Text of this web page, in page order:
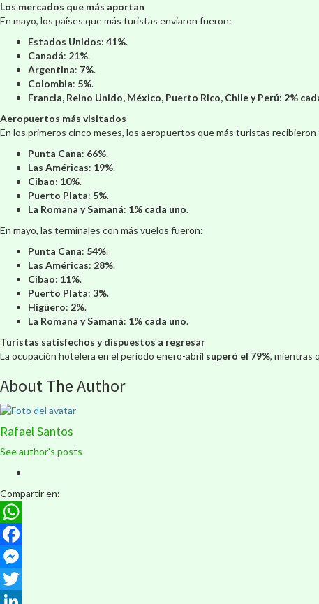
Los mercados que más aportan
En mayo, los países que más turistas enviaron fueron:
Estados Unidos: 41%.
Canadá: 21%.
Argentina: 7%.
Colombia: 5%.
Francia, Reino Unido, México, Puerto Rico, Chile y Perú: 2%
Aeropuertos más visitados
En los primeros cinco meses, los aeropuertos que más turistas
Punta Cana: 66%.
Las Américas: 19%.
Cibao: 10%.
Puerto Plata: 5%.
La Romana y Samaná: 1% cada uno.
En mayo, las terminales con más vuelos fueron:
Punta Cana: 54%.
Las Américas: 28%.
Cibao: 11%.
Puerto Plata: 3%.
Higüero: 2%.
La Romana y Samaná: 1% cada uno.
Turistas satisfechos y dispuestos a regresar
La ocupación hotelera en el período enero-abril superó el 79%, mientras
About The Author
Rafael Santos
See author's posts
Compartir en:
WhatsApp
Facebook
Messenger
Twitter